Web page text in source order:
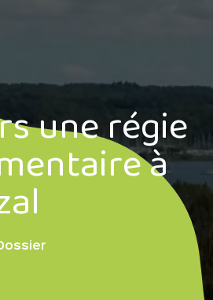
une régie
à